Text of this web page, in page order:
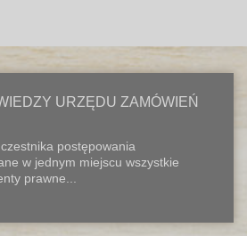
URZĘDU ZAMÓWIEŃ
postępowania
w jednym miejscu wszystkie
prawne...